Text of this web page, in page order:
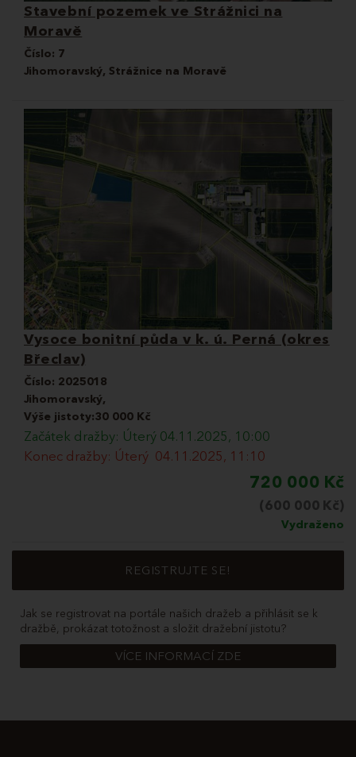
Stavební pozemek ve Strážnici na
Moravě
Číslo: 7
Jihomoravský, Strážnice na Moravě
Vysoce bonitní půda v k. ú. Perná (okres
Břeclav)
Číslo: 2025018
Jihomoravský,
Výše jistoty:30 000 Kč
Začátek dražby: Úterý 04.11.2025, 10:00
Konec dražby: Úterý 04.11.2025, 11:10
720 000 Kč
(600 000 Kč)
Vydraženo
REGISTRUJTE SE!
Jak se registrovat na portále našich dražeb a přihlásit se k
dražbě, prokázat totožnost a složit dražební jistotu?
VÍCE INFORMACÍ ZDE